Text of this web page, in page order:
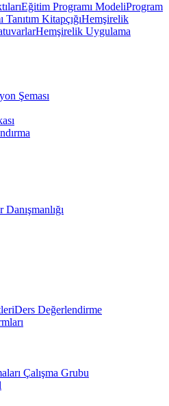
Eğitim Programı ModeliProgram
KitapçığıHemşirelik
Hemşirelik Uygulama
Şeması
Ders Değerlendirme
Çalışma Grubu